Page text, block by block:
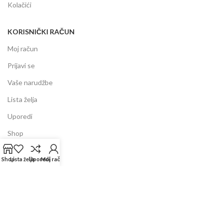
Kolačići
KORISNIČKI RAČUN
Moj račun
Prijavi se
Vaše narudžbe
Lista želja
Uporedi
Shop
INFORMACIJE
ShopLista željaUporediMoj račun